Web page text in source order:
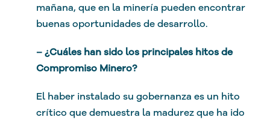
mañana, que en la minería pueden encontrar
buenas oportunidades de desarrollo.
– ¿Cuáles han sido los principales hitos de
Compromiso Minero?
El haber instalado su gobernanza es un hito
crítico que demuestra la madurez que ha ido